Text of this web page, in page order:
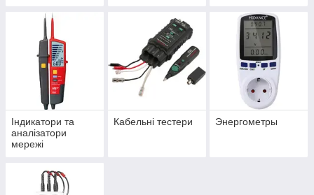
Індикатори та
аналізатори
мережі
Кабельні тестери Энергометры